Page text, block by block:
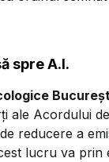
spre A.I.
ale Acordului
reducere a
lucru va